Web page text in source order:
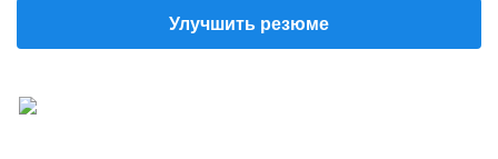
Улучшить резюме